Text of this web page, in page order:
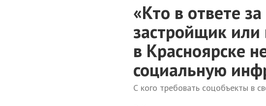
«Кто в ответе
застройщик или
в Красноярске
социальную
С кого требовать соцобъекты в